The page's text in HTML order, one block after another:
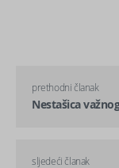
prethodni članak
Nestašica
sljedeći članak